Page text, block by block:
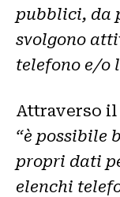
pubblici, da
svolgono
telefono e/o
Attraverso
“è possibile
propri dati
elenchi